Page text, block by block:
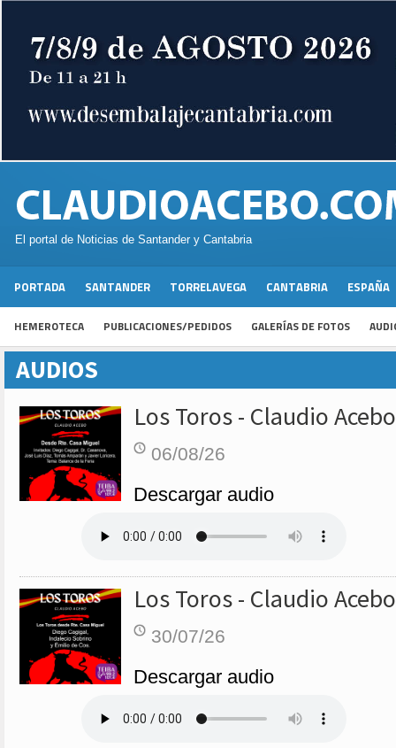
El portal de Noticias de Santander y Cantabria
PORTADA SANTANDER TORRELAVEGA CANTABRIA ESPAÑA
HEMEROTECA PUBLICACIONES/PEDIDOS GALERÍAS DE FOTOS
AUDIOS
Los Toros - Claudio Acebo
06/08/26
Descargar audio
Los Toros - Claudio Acebo
30/07/26
Descargar audio